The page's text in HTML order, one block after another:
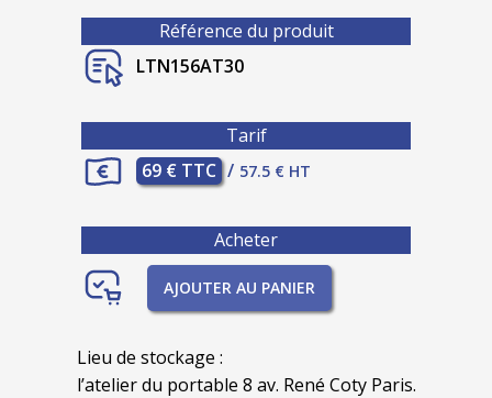
Référence du produit
LTN156AT30
Tarif
69 € TTC / 57.5 € HT
Acheter
AJOUTER AU PANIER
Lieu de stockage :
l’atelier du portable 8 av. René Coty Paris.